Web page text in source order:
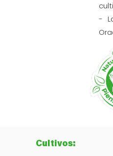
-
-
Cultivos: